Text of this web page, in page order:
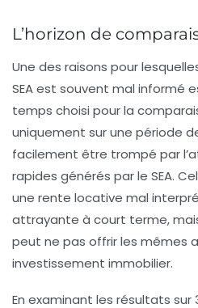
L’horizon de
Une des raisons pour
SEA est souvent mal informé
temps choisi pour la
uniquement sur une période
facilement être trompé par
rapides générés par le SEA.
une rente locative mal
attrayante à court terme,
peut ne pas offrir les mêmes
investissement immobilier.
En examinant les résultats sur